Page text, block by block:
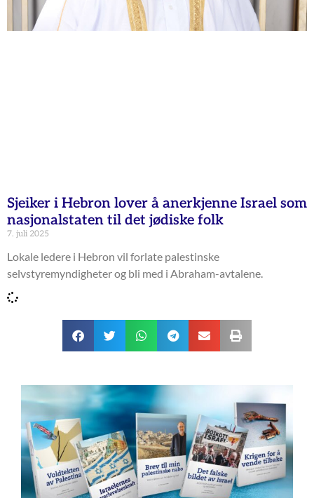
Sjeiker i Hebron lover å anerkjenne Israel som
nasjonalstaten til det jødiske folk
7. juli 2025
Lokale ledere i Hebron vil forlate palestinske
selvstyremyndigheter og bli med i Abraham-avtalene.